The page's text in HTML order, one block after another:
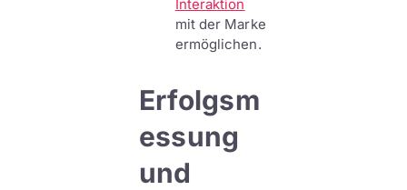
Interaktion
mit der Marke
ermöglichen.
Erfolgsm
essung
und